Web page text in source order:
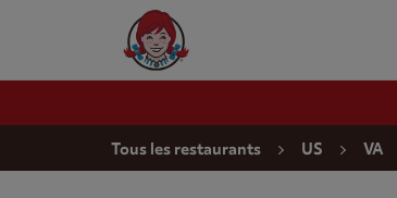
Wendy's Website Home
Return to NavTous les restaurants US VA